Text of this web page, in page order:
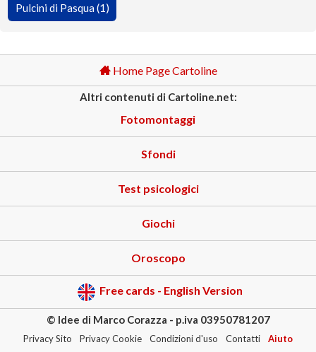
Pulcini di Pasqua (1)
Home Page Cartoline
Altri contenuti di Cartoline.net:
Fotomontaggi
Sfondi
Test psicologici
Giochi
Oroscopo
Free cards - English Version
© Idee di Marco Corazza - p.iva 03950781207
Privacy Sito Privacy Cookie Condizioni d'uso Contatti Aiuto